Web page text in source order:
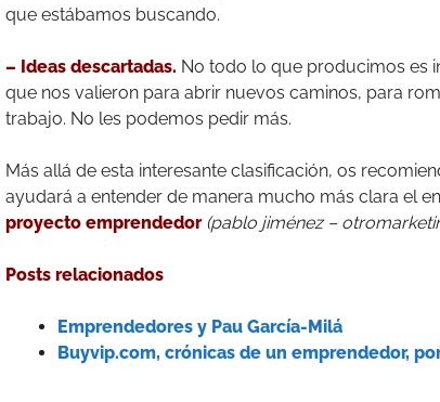
que estábamos buscando.
– Ideas descartadas. No todo lo que producimos es
que nos valieron para abrir nuevos caminos, para
trabajo. No les podemos pedir más.
Más allá de esta interesante clasificación, os
ayudará a entender de manera mucho más clara el
proyecto emprendedor (pablo jiménez –
Posts relacionados
Emprendedores y Pau García-Milá
Buyvip.com, crónicas de un emprendedor,